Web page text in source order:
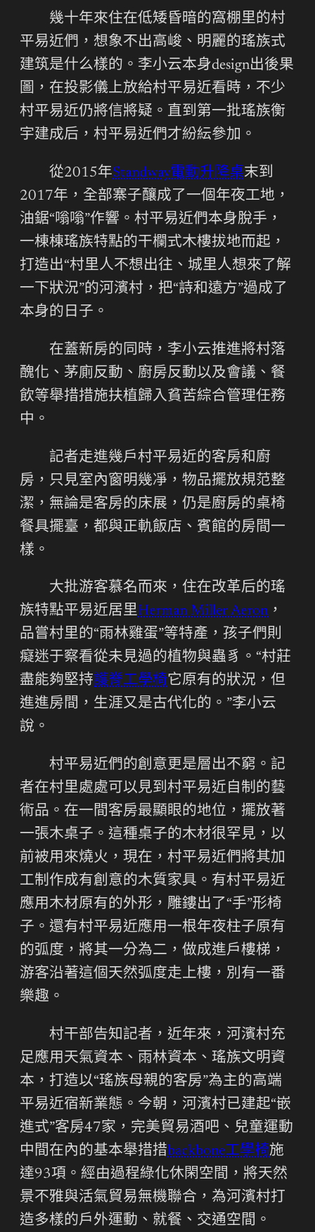
幾十年來住在低矮昏暗的窩棚里的村
平易近們，想象不出高峻、明麗的瑤族式
建筑是什么樣的。李小云本身design出後果
圖，在投影儀上放給村平易近看時，不少
村平易近仍將信將疑。直到第一批瑤族衡
宇建成后，村平易近們才紛紜參加。
從2015年Standway電動升降桌末到
2017年，全部寨子釀成了一個年夜工地，
油鋸“嗡嗡”作響。村平易近們本身脫手，
一棟棟瑤族特點的干欄式木樓拔地而起，
打造出“村里人不想出往、城里人想來了解
一下狀況”的河濱村，把“詩和遠方”過成了
本身的日子。
在蓋新房的同時，李小云推進將村落
醜化、茅廁反動、廚房反動以及會議、餐
飲等舉措措施扶植歸入貧苦綜合管理任務
中。
記者走進幾戶村平易近的客房和廚
房，只見室內窗明幾凈，物品擺放規范整
潔，無論是客房的床展，仍是廚房的桌椅
餐具擺臺，都與正軌飯店、賓館的房間一
樣。
大批游客慕名而來，住在改革后的瑤
族特點平易近居里Herman Miller Aeron，
品嘗村里的“雨林雞蛋”等特產，孩子們則
癡迷于察看從未見過的植物與蟲豸。“村莊
盡能夠堅持護脊工學椅它原有的狀況，但
進進房間，生涯又是古代化的。”李小云
說。
村平易近們的創意更是層出不窮。記
者在村里處處可以見到村平易近自制的藝
術品。在一間客房最顯眼的地位，擺放著
一張木桌子。這種桌子的木材很罕見，以
前被用來燒火，現在，村平易近們將其加
工制作成有創意的木質家具。有村平易近
應用木材原有的外形，雕鏤出了“手”形椅
子。還有村平易近應用一根年夜柱子原有
的弧度，將其一分為二，做成進戶樓梯，
游客沿著這個天然弧度走上樓，別有一番
樂趣。
村干部告知記者，近年來，河濱村充
足應用天氣資本、雨林資本、瑤族文明資
本，打造以“瑤族母親的客房”為主的高端
平易近宿新業態。今朝，河濱村已建起“嵌
進式”客房47家，完美貿易酒吧、兒童運動
中間在內的基本舉措措backbone工學椅施
達93項。經由過程綠化休閑空間，將天然
景不雅與活氣貿易無機聯合，為河濱村打
造多樣的戶外運動、就餐、交通空間。